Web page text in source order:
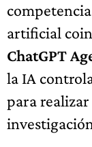
artificial
ChatGPT
la IA
para